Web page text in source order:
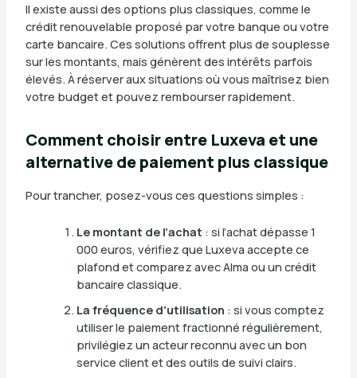
Il existe aussi des options plus classiques, comme le
crédit renouvelable proposé par votre banque ou votre
carte bancaire. Ces solutions offrent plus de souplesse
sur les montants, mais génèrent des intérêts parfois
élevés. À réserver aux situations où vous maîtrisez bien
votre budget et pouvez rembourser rapidement.
Comment choisir entre Luxeva et une
alternative de paiement plus classique
Pour trancher, posez-vous ces questions simples :
Le montant de l’achat : si l’achat dépasse 1
000 euros, vérifiez que Luxeva accepte ce
plafond et comparez avec Alma ou un crédit
bancaire classique.
La fréquence d’utilisation : si vous comptez
utiliser le paiement fractionné régulièrement,
privilégiez un acteur reconnu avec un bon
service client et des outils de suivi clairs.